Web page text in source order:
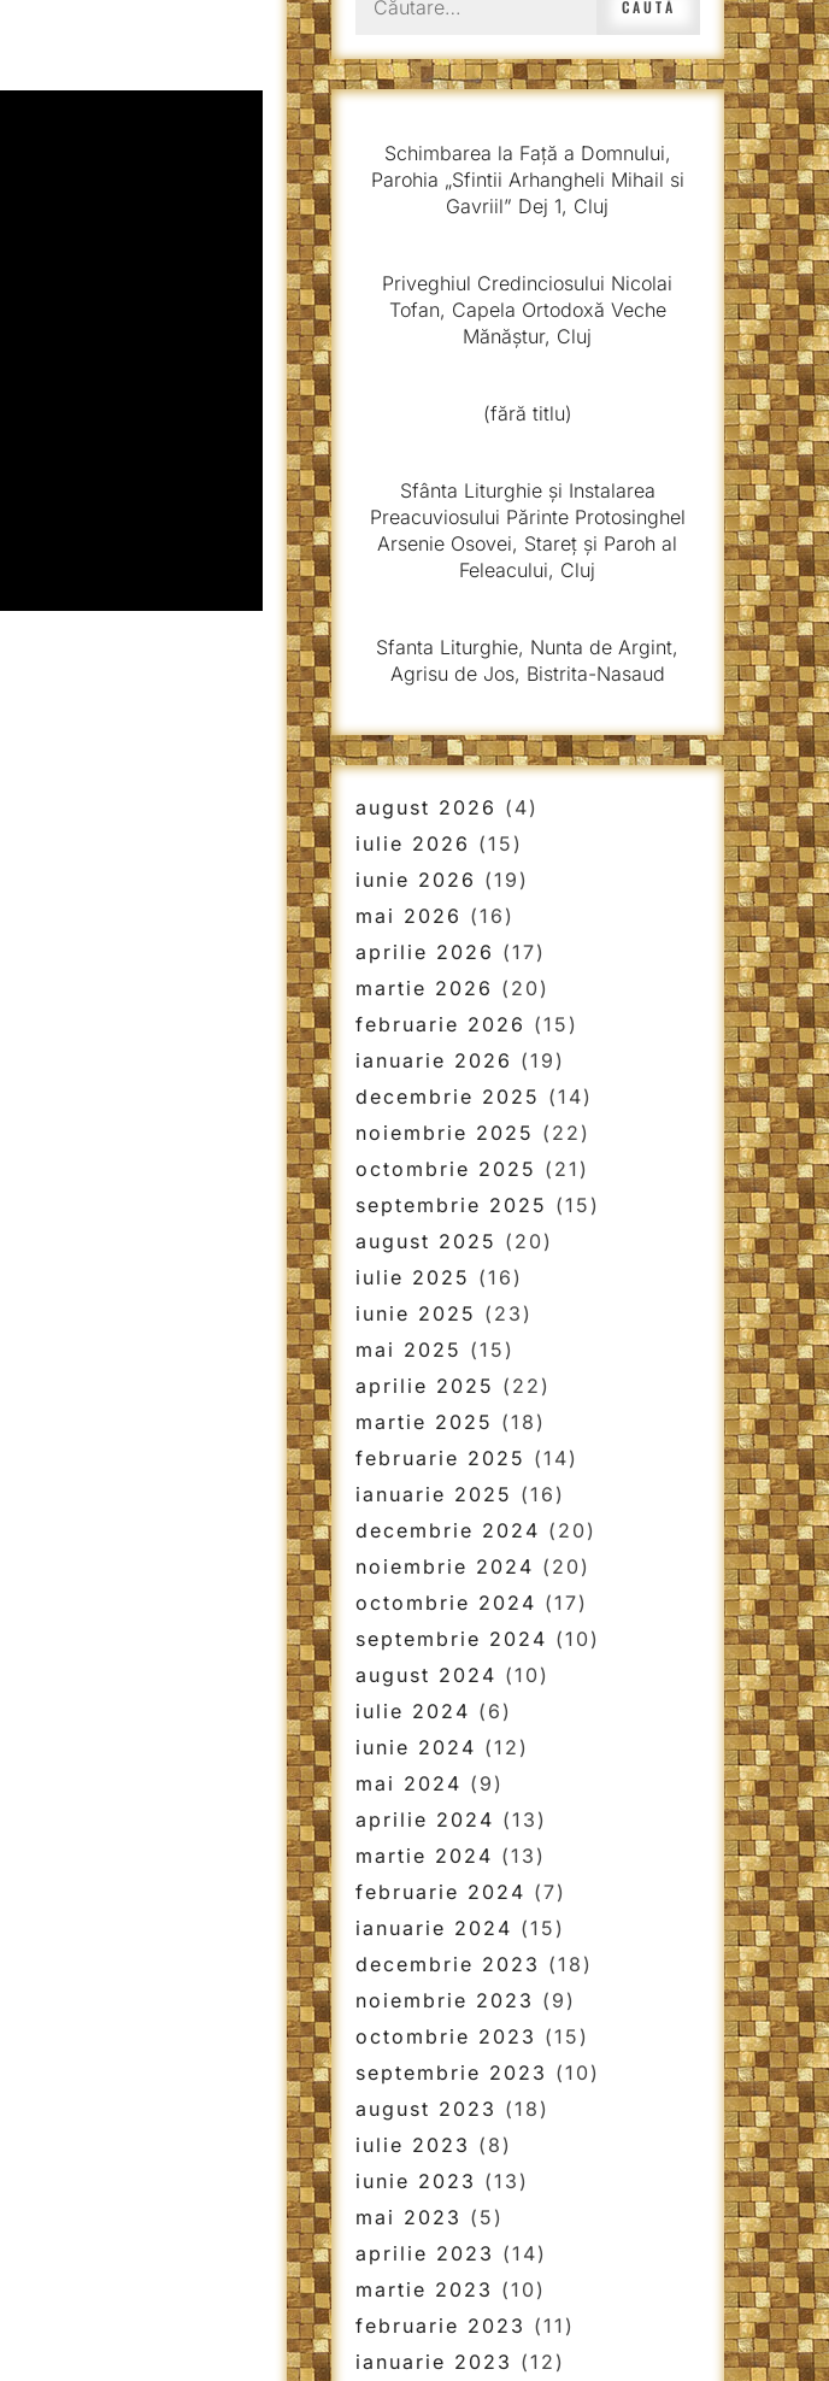
după:
Schimbarea la Față a Domnului,
Parohia „Sfintii Arhangheli Mihail si
Gavriil” Dej 1, Cluj
Priveghiul Credinciosului Nicolai
Tofan, Capela Ortodoxă Veche
Mănăștur, Cluj
(fără titlu)
Sfânta Liturghie și Instalarea
Preacuviosului Părinte Protosinghel
Arsenie Osovei, Stareț și Paroh al
Feleacului, Cluj
Sfanta Liturghie, Nunta de Argint,
Agrisu de Jos, Bistrita-Nasaud
august 2026 (4)
iulie 2026 (15)
iunie 2026 (19)
mai 2026 (16)
aprilie 2026 (17)
martie 2026 (20)
februarie 2026 (15)
ianuarie 2026 (19)
decembrie 2025 (14)
noiembrie 2025 (22)
octombrie 2025 (21)
septembrie 2025 (15)
august 2025 (20)
iulie 2025 (16)
iunie 2025 (23)
mai 2025 (15)
aprilie 2025 (22)
martie 2025 (18)
februarie 2025 (14)
ianuarie 2025 (16)
decembrie 2024 (20)
noiembrie 2024 (20)
octombrie 2024 (17)
septembrie 2024 (10)
august 2024 (10)
iulie 2024 (6)
iunie 2024 (12)
mai 2024 (9)
aprilie 2024 (13)
martie 2024 (13)
februarie 2024 (7)
ianuarie 2024 (15)
decembrie 2023 (18)
noiembrie 2023 (9)
octombrie 2023 (15)
septembrie 2023 (10)
august 2023 (18)
iulie 2023 (8)
iunie 2023 (13)
mai 2023 (5)
aprilie 2023 (14)
martie 2023 (10)
februarie 2023 (11)
ianuarie 2023 (12)